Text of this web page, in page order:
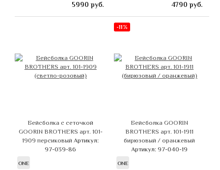
5990 руб. 4790 руб.
Бейсболка с сеточкой
GOORIN BROTHERS арт. 101-
1909 персиковыйАртикул:
97-039-86
ONE
-11%
Бейсболка GOORIN
BROTHERS арт. 101-1911
бирюзовый / оранжевый
Артикул: 97-040-19
ONE